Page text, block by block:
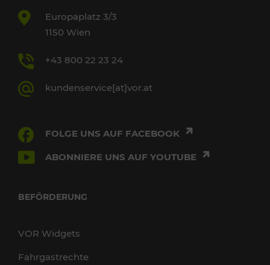
Europaplatz 3/3
1150 Wien
+43 800 22 23 24
kundenservice[at]vor.at
FOLGE UNS AUF FACEBOOK
ABONNIERE UNS AUF YOUTUBE
BEFÖRDERUNG
VOR Widgets
Fahrgastrechte